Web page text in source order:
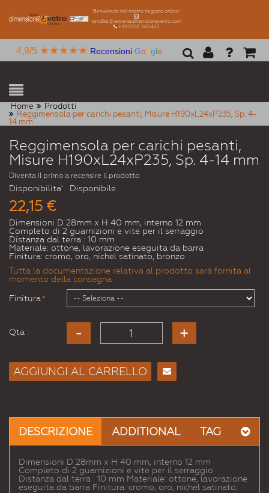
Benvenuto nel nostro negozio online!
vendite@vetreriadimensionevetro.com
+39 0163 560432
4,9/5 ★★★★★ Recensioni Google
Home
Prodotti
Reggimensola per carichi pesanti, Misure H190xL24xP235, Sp. 4-
14 mm
Reggimensola per carichi pesanti,
Misure H190xL24xP235, Sp. 4-14 mm
Diventa il primo a recensire il prodotto
Disponibilita' Disponibile
22,15 €
Dimensioni D 28mm x H 40 mm, interno 12 mm
Completo di 2 guarnizioni e vite per il serraggio
Distanza dal terra : 10 mm
Materiale: ottone, lavorazione eseguita da barra
Finitura: cromo, oro, nichel satinato, bronzo
Tutta la documentazione relativa al prodotto sarà fornita al
momento della consegna
*
Finitura
Qta :
AGGIUNGI AL CARRELLO
Amico
DESCRIZIONE ADDITIONAL TAG
Dimensioni D 28mm x H 40 mm, interno 12 mm
Completo di 2 guarnizioni e vite per il serraggio
Distanza dal terra : 10 mm Materiale: ottone, lavorazione
eseguita da barra Finitura: cromo, oro, nichel satinato,